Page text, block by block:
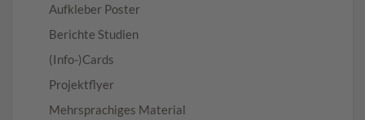
Aufkleber Poster
Berichte Studien
(Info-)Cards
Projektflyer
Mehrsprachiges Material